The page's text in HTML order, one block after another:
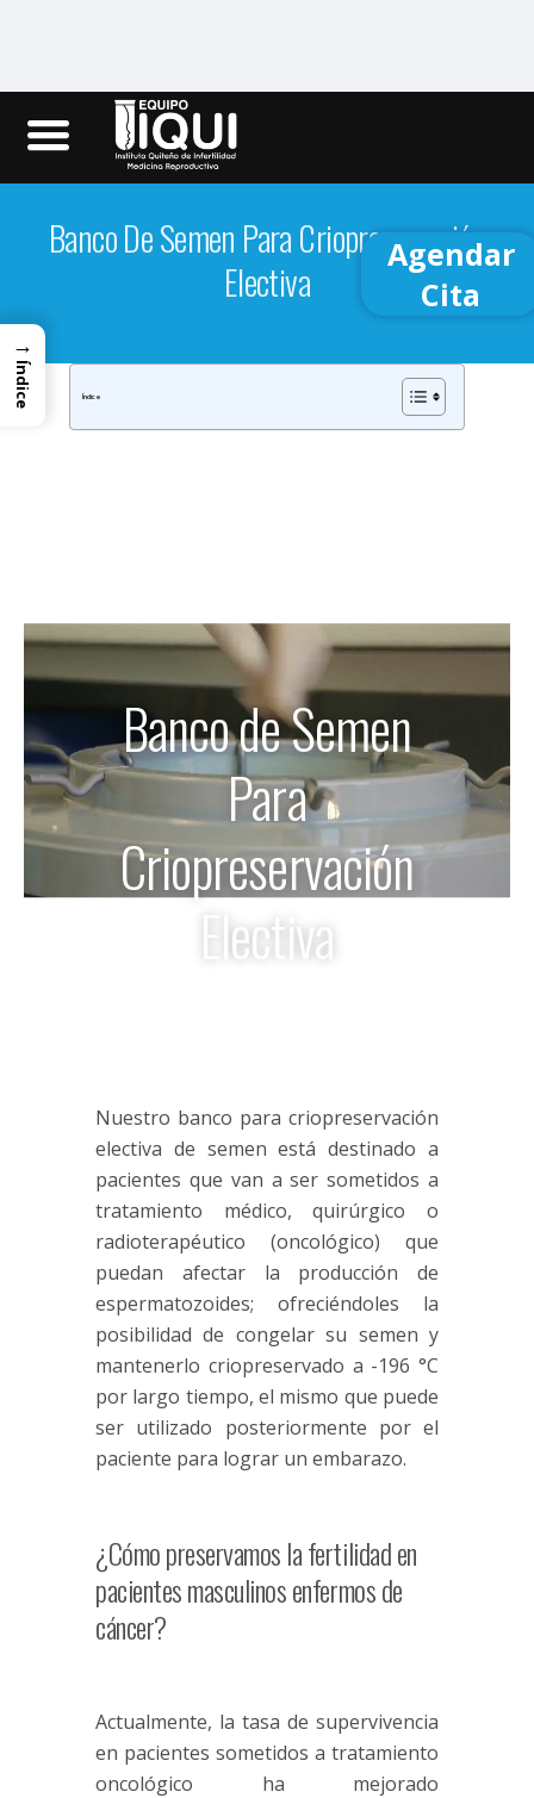
Iqui.ec
Banco De Semen Para Criopreservación
Electiva
Índice
Banco de Semen
Para
Criopreservación
Electiva
Nuestro banco para criopreservación
electiva de semen está destinado a
pacientes que van a ser sometidos a
tratamiento médico, quirúrgico o
radioterapéutico (oncológico) que
puedan afectar la producción de
espermatozoides; ofreciéndoles la
posibilidad de congelar su semen y
mantenerlo criopreservado a -196 °C
por largo tiempo, el mismo que puede
ser utilizado posteriormente por el
paciente para lograr un embarazo.
¿Cómo preservamos la fertilidad en
pacientes masculinos enfermos de
cáncer?
Actualmente, la tasa de supervivencia
en pacientes sometidos a tratamiento
oncológico ha mejorado
Agendar
Cita
→
Índice